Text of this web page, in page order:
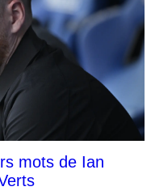
mots de Ian